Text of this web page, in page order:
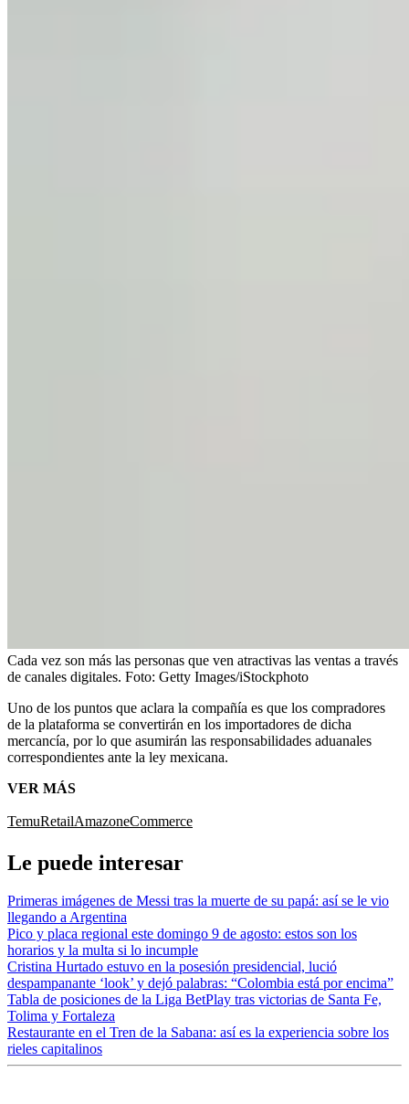
Cada vez son más las personas que ven atractivas las ventas a través
de canales digitales. Foto: Getty Images/iStockphoto
Uno de los puntos que aclara la compañía es que los compradores
de la plataforma se convertirán en los importadores de dicha
mercancía, por lo que asumirán las responsabilidades aduanales
correspondientes ante la ley mexicana.
VER MÁS
TemuRetailAmazoneCommerce
Le puede interesar
Primeras imágenes de Messi tras la muerte de su papá: así se le vio
llegando a Argentina
Pico y placa regional este domingo 9 de agosto: estos son los
horarios y la multa si lo incumple
Cristina Hurtado estuvo en la posesión presidencial, lució
despampanante ‘look’ y dejó palabras: “Colombia está por encima”
Tabla de posiciones de la Liga BetPlay tras victorias de Santa Fe,
Tolima y Fortaleza
Restaurante en el Tren de la Sabana: así es la experiencia sobre los
rieles capitalinos